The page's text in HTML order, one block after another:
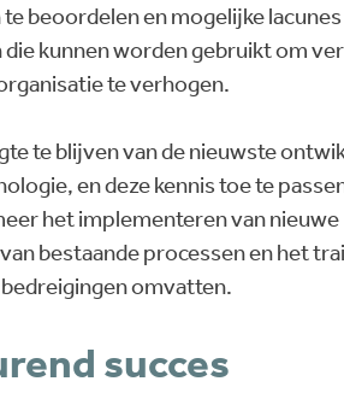
beoordelen en mogelijke
kunnen worden gebruikt om
te verhogen.
te blijven van de nieuwste
en deze kennis toe te
het implementeren van nieuwe
bestaande processen en het
omvatten.
succes